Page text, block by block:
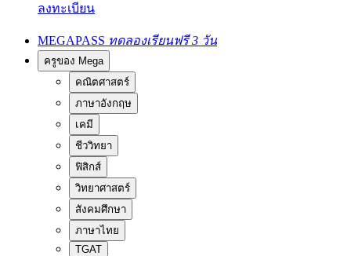
ลงทะเบียน
MEGAPASS ทดลองเรียนฟรี 3 วัน
ครูของ Mega
คณิตศาสตร์
ภาษาอังกฤษ
เคมี
ชีววิทยา
ฟิสิกส์
วิทยาศาสตร์
สังคมศึกษา
ภาษาไทย
TGAT